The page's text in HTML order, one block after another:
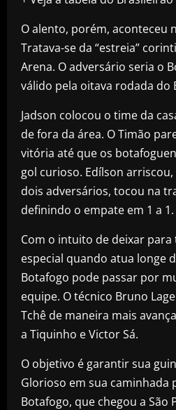
O alento, porém, aconteceu
Tratava-se da “estreia”
Arena. O adversário seria o
válido pela oitava rodada do
Jadson colocou o time da
de fora da área. O Timão
vitória até que os
gol curioso. Edílson
dois adversários, tocou na
definindo o empate em 1 a 1.
Com o intuito de deixar para
especial quando atua longe
Botafogo pode passar por
equipe. O técnico Bruno
Tchê de maneira mais
a Tiquinho e Victor Sá.
O objetivo é garantir sua
Glorioso em sua caminhada
Botafogo, que chegou a São